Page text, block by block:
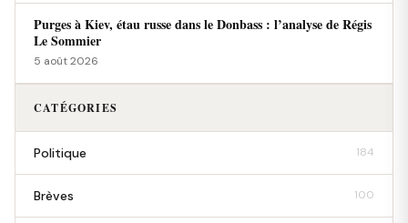
Purges à Kiev, étau russe dans le Donbass : l’analyse de Régis
Le Sommier
5 août 2026
CATÉGORIES
Politique 184
Brèves 100